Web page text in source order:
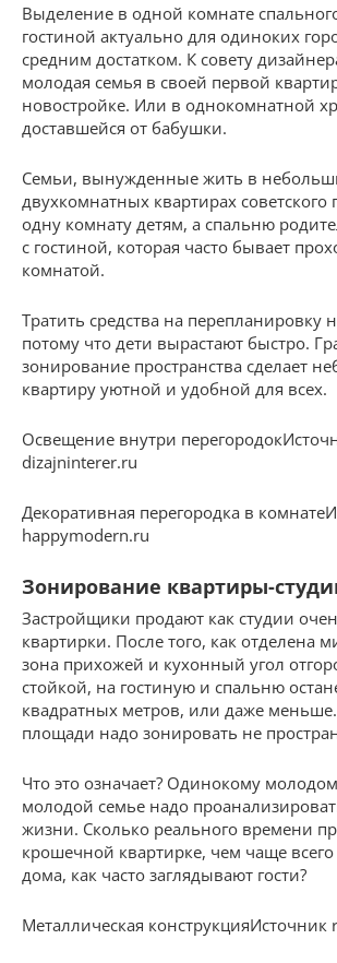
Выделение в одной комнате
гостиной актуально для одиноких
средним достатком. К совету
молодая семья в своей первой
новостройке. Или в однокомнатной
доставшейся от бабушки.
Семьи, вынужденные жить в
двухкомнатных квартирах советского
одну комнату детям, а спальню
с гостиной, которая часто бывает
комнатой.
Тратить средства на перепланировку
потому что дети вырастают быстро.
зонирование пространства сделает
квартиру уютной и удобной для всех.
Освещение внутри
dizajninterer.ru
Декоративная перегородка в
happymodern.ru
Зонирование квартиры-
Застройщики продают как студии
квартирки. После того, как отделена
зона прихожей и кухонный угол
стойкой, на гостиную и спальню
квадратных метров, или даже
площади надо зонировать не
Что это означает? Одинокому
молодой семье надо
жизни. Сколько реального времени
крошечной квартирке, чем чаще
дома, как часто заглядывают гости?
Металлическая конструкцияИсточник